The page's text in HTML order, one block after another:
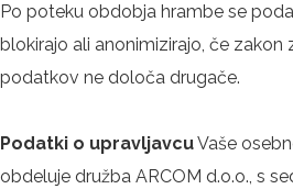
Po poteku obdobja hrambe se
blokirajo ali anonimizirajo, če
podatkov ne določa drugače.
Podatki o upravljavcuVaše
obdeluje družba ARCOM d.o.o., s